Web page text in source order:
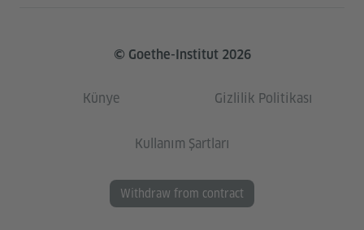
© Goethe-Institut 2026
Künye Gizlilik Politikası
Kullanım Şartları
Withdraw from contract